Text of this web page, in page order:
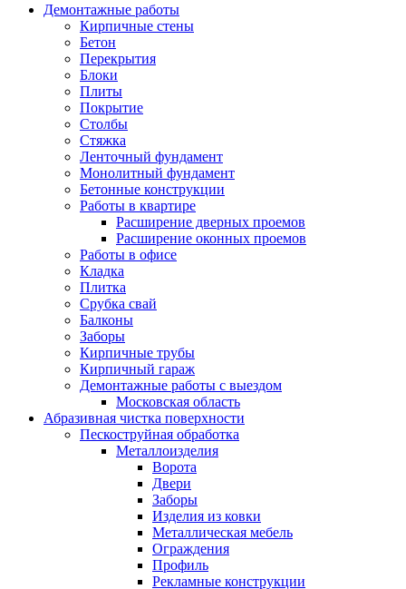
Демонтажные работы
Кирпичные стены
Бетон
Перекрытия
Блоки
Плиты
Покрытие
Столбы
Стяжка
Ленточный фундамент
Монолитный фундамент
Бетонные конструкции
Работы в квартире
Расширение дверных проемов
Расширение оконных проемов
Работы в офисе
Кладка
Плитка
Срубка свай
Балконы
Заборы
Кирпичные трубы
Кирпичный гараж
Демонтажные работы с выездом
Московская область
Абразивная чистка поверхности
Пескоструйная обработка
Металлоизделия
Ворота
Двери
Заборы
Изделия из ковки
Металлическая мебель
Ограждения
Профиль
Рекламные конструкции